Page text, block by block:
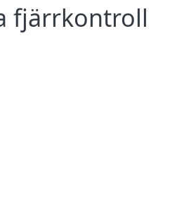
fjärrkontroll